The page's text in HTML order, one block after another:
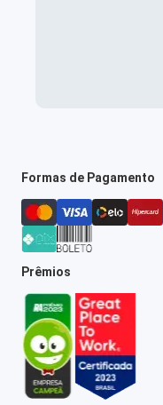
Formas de Pagamento
Prêmios